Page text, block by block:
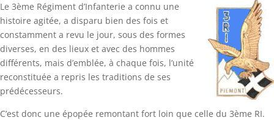
Le 3ème Régiment d’Infanterie a connu une
histoire agitée, a disparu bien des fois et
constamment a revu le jour, sous des formes
diverses, en des lieux et avec des hommes
différents, mais d’emblée, à chaque fois, l’unité
reconstituée a repris les traditions de ses
prédécesseurs.
C’est donc une épopée remontant fort loin que celle du 3ème RI.